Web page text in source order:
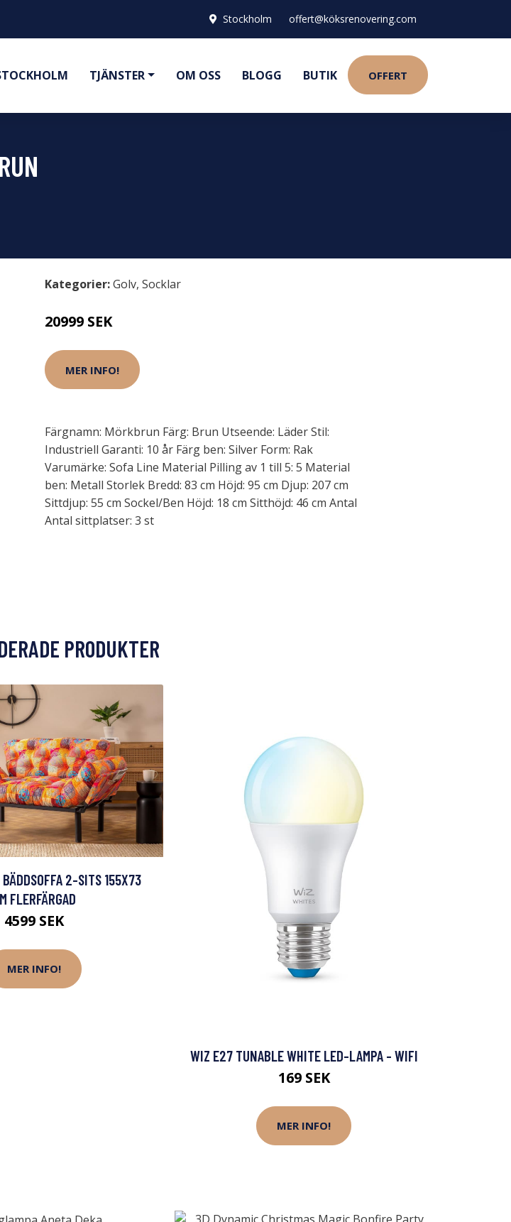
Stockholm offert@köksrenovering.com
TJÄNSTER OM OSS BLOGG BUTIK OFFERT
Kategorier:Golv, Socklar
20999 SEK
MER INFO!
Färgnamn: Mörkbrun Färg: Brun Utseende: Läder Stil:
Industriell Garanti: 10 år Färg ben: Silver Form: Rak
Varumärke: Sofa Line Material Pilling av 1 till 5: 5 Material
ben: Metall Storlek Bredd: 83 cm Höjd: 95 cm Djup: 207 cm
Sittdjup: 55 cm Sockel/Ben Höjd: 18 cm Sitthöjd: 46 cm Antal
Antal sittplatser: 3 st
PRODUKTER
BÄDDSOFFA 2-SITS 155X73
FLERFÄRGAD
4599 SEK
MER INFO!
WIZ E27 TUNABLE WHITE LED-LAMPA - WIFI
169 SEK
MER INFO!